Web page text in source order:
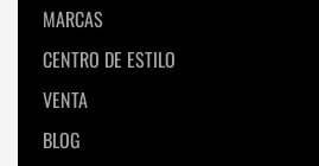
MARCAS
CENTRO DE ESTILO
VENTA
BLOG